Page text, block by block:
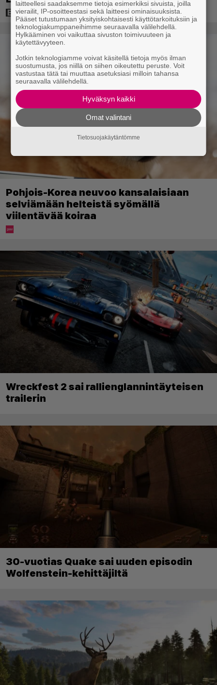
Pohjois-Korea neuvoo kansalaisiaan
selviämään helteistä syömällä
viilentävää koiraa
Wreckfest 2 sai rallienglannintäyteisen
trailerin
30-vuotias Quake sai uuden episodin
Wolfenstein-kehittäjiltä
laitteellesi saadaksemme tietoja esimerkiksi sivuista, joilla
vierailit, IP-osoitteestasi sekä laitteesi ominaisuuksista.
Pääset tutustumaan yksityiskohtaisesti käyttötarkoituksiin ja
teknologiakumppaneihimme seuraavalla välilehdellä.
Hylkääminen voi vaikuttaa sivuston toimivuuteen ja
käytettävyyteen.
Jotkin teknologiamme voivat käsitellä tietoja myös ilman
suostumusta, jos niillä on siihen oikeutettu peruste. Voit
vastustaa tätä tai muuttaa asetuksiasi milloin tahansa
seuraavalla välilehdellä.
Hyväksyn kaikki
Omat valintani
Tietosuojakäytäntömme